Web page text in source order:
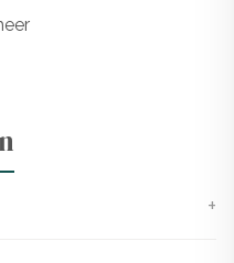
staan onze experts
Je ontvangt de kant
inclusief primer. Twijfel
een kleurpakket